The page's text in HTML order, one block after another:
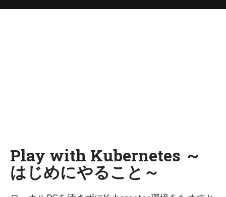
Play with Kubernetes ～
はじめにやること～